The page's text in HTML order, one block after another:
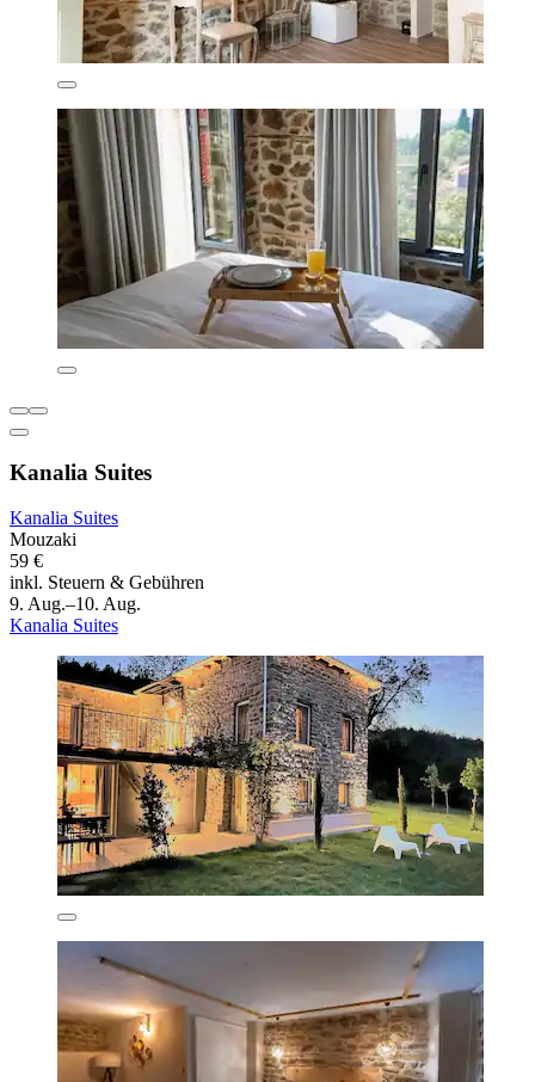
Kanalia Suites
Kanalia Suites
Mouzaki
59 €
inkl. Steuern & Gebühren
9. Aug.–10. Aug.
Kanalia Suites